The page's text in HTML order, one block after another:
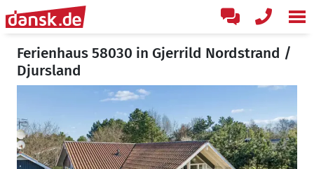
Ferienhaus 58030 in Gjerrild Nordstrand /
Djursland